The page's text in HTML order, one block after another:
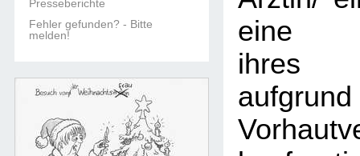
Presseberichte
Fehler gefunden? - Bitte
melden!
eine
ihres